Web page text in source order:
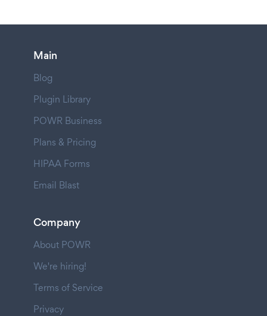
Main
Blog
Plugin Library
POWR Business
Plans & Pricing
HIPAA Forms
Email Blast
Company
About POWR
We're hiring!
Terms of Service
Privacy